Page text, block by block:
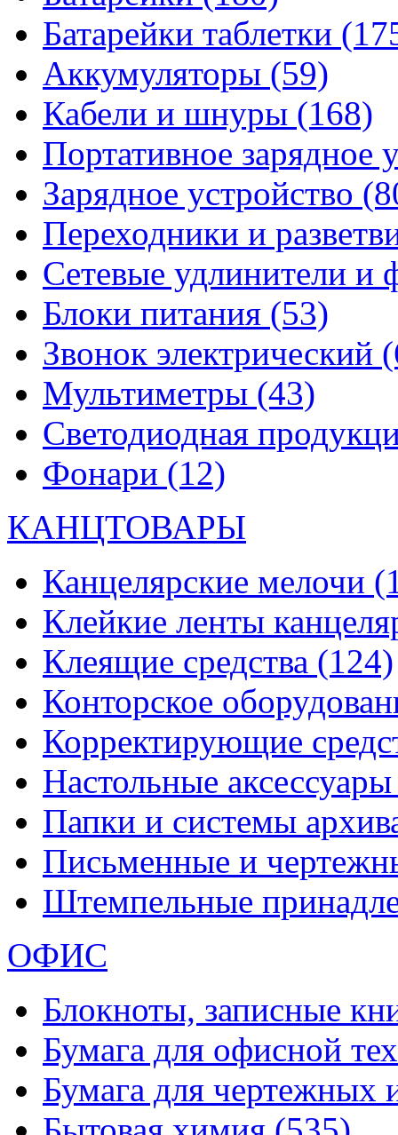
Батарейки таблетки
Аккумуляторы (59)
Кабели и шнуры (168)
Портативное зарядное
Зарядное устройство
Переходники и
Сетевые удлинители и
Блоки питания (53)
Звонок электрический
Мультиметры (43)
Светодиодная
Фонари (12)
КАНЦТОВАРЫ
Канцелярские мелочи
Клейкие ленты
Клеящие средства (124)
Конторское
Корректирующие
Настольные
Папки и системы
Письменные и
Штемпельные
ОФИС
Блокноты, записные
Бумага для офисной
Бумага для чертежных